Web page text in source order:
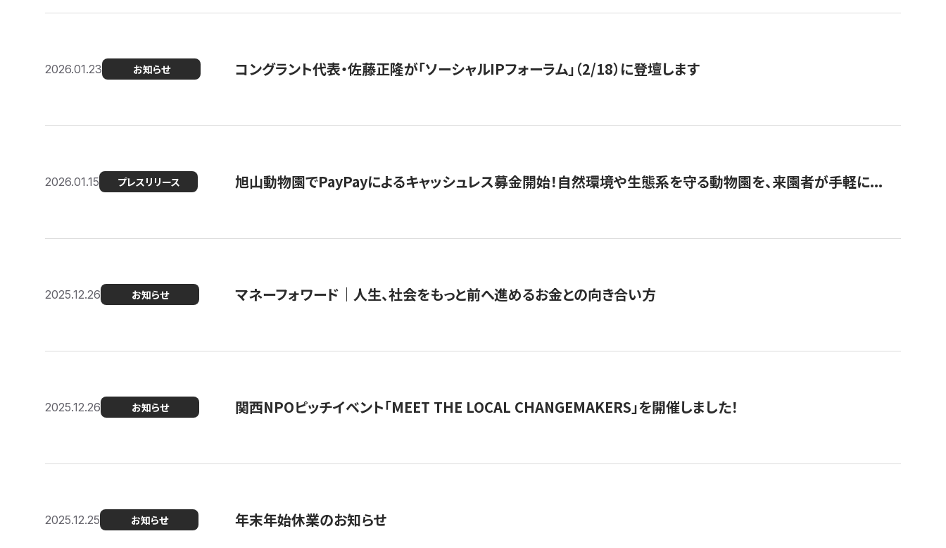
2026.01.23 お知らせ コングラント代表・佐藤正隆が「ソーシャルIPフォーラム」（2/18）に登壇します
2026.01.15 プレスリリース 旭山動物園でPayPayによるキャッシュレス募金開始！自然環境や生態系を守る動物園を、来園者が手軽に...
2025.12.26 お知らせ マネーフォワード｜人生、社会をもっと前へ進めるお金との向き合い方
2025.12.26 お知らせ 関西NPOピッチイベント「MEET THE LOCAL CHANGEMAKERS」を開催しました！
2025.12.25 お知らせ 年末年始休業のお知らせ